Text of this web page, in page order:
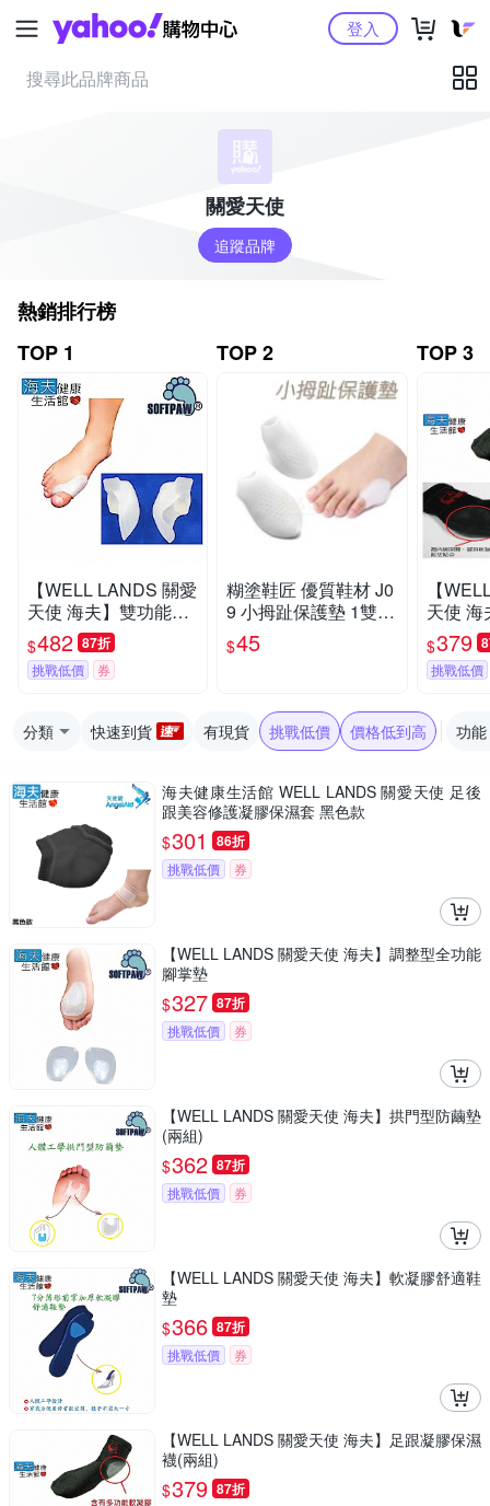
Yahoo購物中心登入
關愛天使
追蹤品牌
熱銷排行榜
TOP 1
【WELL LANDS 關愛
天使 海夫】雙功能拇
指外翻矯正套(兩組)
$482 87折
挑戰低價 券
TOP 2
糊塗鞋匠 優質鞋材 J0
9 小拇趾保護墊 1雙
拇趾分隔墊 拇趾固定
套 拇趾分離墊
$45
TOP 3
【
天使 海
保濕襪
$379
挑戰低價
分類 快速到貨 有現貨 挑戰低價 價格低到高 功能
海夫健康生活館 WELL LANDS 關愛天使 足後
跟美容修護凝膠保濕套 黑色款
$301 86折
挑戰低價 券
【WELL LANDS 關愛天使 海夫】調整型全功能
腳掌墊
$327 87折
挑戰低價 券
【WELL LANDS 關愛天使 海夫】拱門型防繭墊
(兩組)
$362 87折
挑戰低價 券
【WELL LANDS 關愛天使 海夫】軟凝膠舒適鞋
墊
$366 87折
挑戰低價 券
【WELL LANDS 關愛天使 海夫】足跟凝膠保濕
襪(兩組)
$379 87折